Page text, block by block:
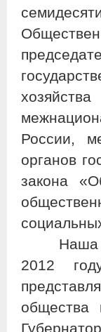
России,
органов
закона
Наша
2012
общества